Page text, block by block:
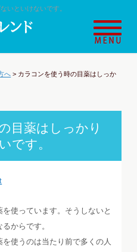
いといけないです。
へ > カラコンを使う時の目薬はしっか
目薬はしっかり
です。
使っています。そうしないと
からです。
使うのは当たり前で多くの人